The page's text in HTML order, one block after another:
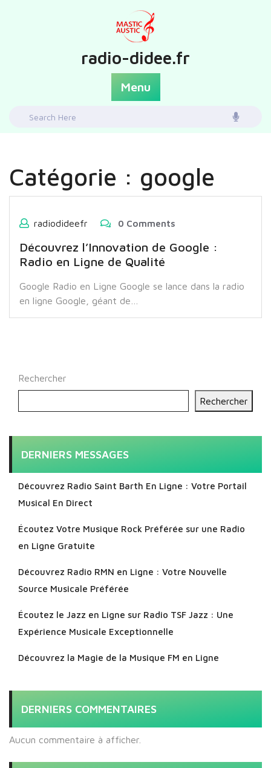
radio-didee.fr
Menu
Search
Catégorie : google
radiodideefr 0 Comments
Découvrez l’Innovation de Google :
Radio en Ligne de Qualité
Google Radio en Ligne Google se lance dans la radio
en ligne Google, géant de…
Rechercher
Rechercher
DERNIERS MESSAGES
Découvrez Radio Saint Barth En Ligne : Votre Portail
Musical En Direct
Écoutez Votre Musique Rock Préférée sur une Radio
en Ligne Gratuite
Découvrez Radio RMN en Ligne : Votre Nouvelle
Source Musicale Préférée
Écoutez le Jazz en Ligne sur Radio TSF Jazz : Une
Expérience Musicale Exceptionnelle
Découvrez la Magie de la Musique FM en Ligne
DERNIERS COMMENTAIRES
Aucun commentaire à afficher.